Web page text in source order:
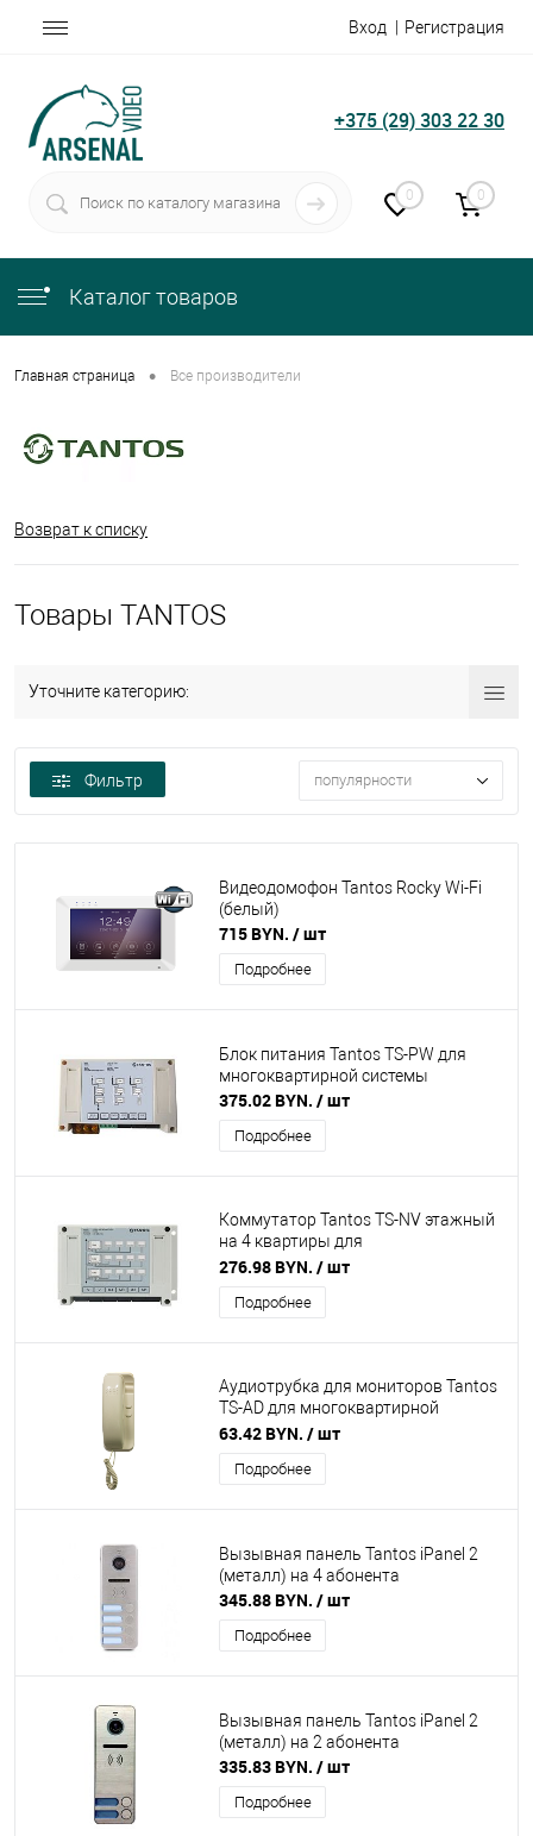
Вход Регистрация
+375 (29) 303 22 30
0 0
Каталог товаров
Главная страница • Все производители
Возврат к списку
Товары TANTOS
Уточните категорию:
Фильтр популярности
Видеодомофон Tantos Rocky Wi-Fi
(белый)
715 BYN. / шт
Подробнее
Блок питания Tantos TS-PW для
многоквартирной системы
375.02 BYN. / шт
Подробнее
Коммутатор Tantos TS-NV этажный
на 4 квартиры для
многоквартирной системы
276.98 BYN. / шт
Подробнее
Аудиотрубка для мониторов Tantos
TS-AD для многоквартирной
системы
63.42 BYN. / шт
Подробнее
Вызывная панель Tantos iPanel 2
(металл) на 4 абонента
345.88 BYN. / шт
Подробнее
Вызывная панель Tantos iPanel 2
(металл) на 2 абонента
335.83 BYN. / шт
Подробнее